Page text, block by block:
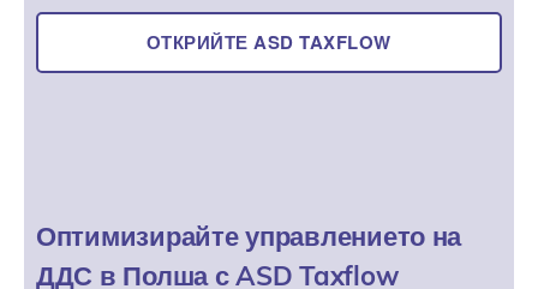
ОТКРИЙТЕ ASD TAXFLOW
Оптимизирайте управлението на
ДДС в Полша с ASD Taxflow